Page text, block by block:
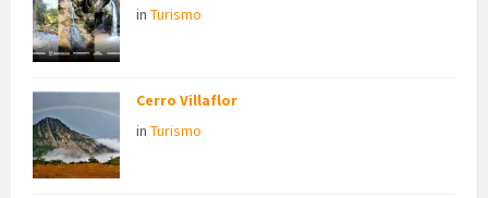
in Turismo
Cerro Villaflor
in Turismo